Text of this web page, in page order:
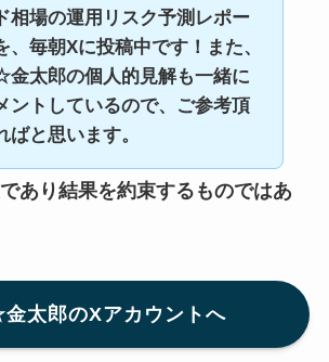
相場の運用リスク予測レポー
、毎朝Xに投稿中です！また、
太郎の個人的見解も一緒に
ントしているので、ご参考頂
ばと思います。
あり結果を約束するものではあ
太郎のXアカウントへ